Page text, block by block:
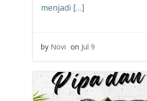
menjadi […]
by Novi on Jul 9